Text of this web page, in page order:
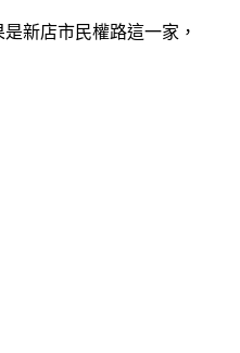
新店市民權路這一家，